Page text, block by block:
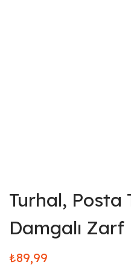
Turhal, Posta
Damgalı Zarf
₺89,99